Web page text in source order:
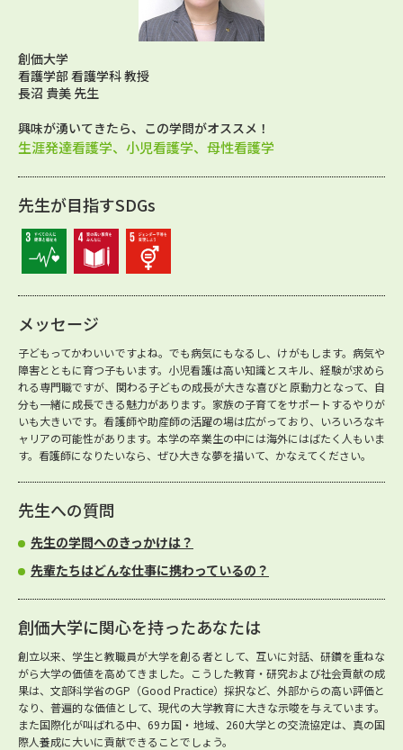
創価大学
看護学部 看護学科 教授
長沼 貴美 先生
興味が湧いてきたら、この学問がオススメ！
生涯発達看護学、小児看護学、母性看護学
先生が目指すSDGs
メッセージ
子どもってかわいいですよね。でも病気にもなるし、けがもします。病気や
障害とともに育つ子もいます。小児看護は高い知識とスキル、経験が求めら
れる専門職ですが、関わる子どもの成長が大きな喜びと原動力となって、自
分も一緒に成長できる魅力があります。家族の子育てをサポートするやりが
いも大きいです。看護師や助産師の活躍の場は広がっており、いろいろなキ
ャリアの可能性があります。本学の卒業生の中には海外にはばたく人もいま
す。看護師になりたいなら、ぜひ大きな夢を描いて、かなえてください。
先生への質問
先生の学問へのきっかけは？
先輩たちはどんな仕事に携わっているの？
創価大学に関心を持ったあなたは
創立以来、学生と教職員が大学を創る者として、互いに対話、研鑽を重ねな
がら大学の価値を高めてきました。こうした教育・研究および社会貢献の成
果は、文部科学省のGP（Good Practice）採択など、外部からの高い評価と
なり、普遍的な価値として、現代の大学教育に大きな示唆を与えています。
また国際化が叫ばれる中、69カ国・地域、260大学との交流協定は、真の国
際人養成に大いに貢献できることでしょう。